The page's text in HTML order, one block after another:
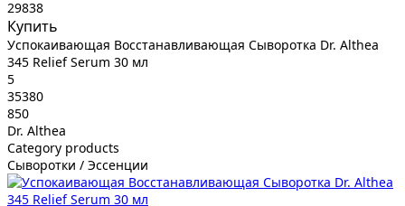
29838
Купить
Успокаивающая Восстанавливающая Сыворотка Dr. Althea
345 Relief Serum 30 мл
5
35380
850
Dr. Althea
Category products
Сыворотки / Эссенции